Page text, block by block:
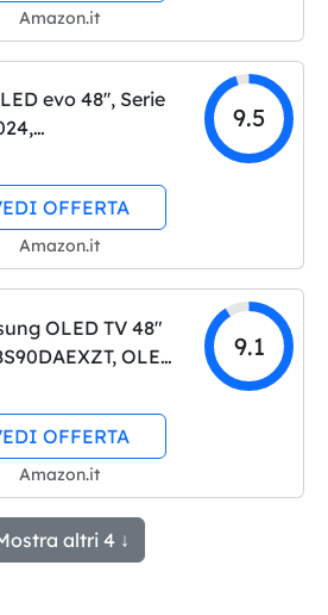
e GSYNC
4 HDMI 2.1,
Amazon.it
evo 48'', Serie
Processore α9
OLED Dynamic
Mapping Pro, 40W,
Vision, 4 HDMI
9.5
OFFERTA
Amazon.it
OLED TV 48"
OLED
NQ4 AI
Motion
144Hz,
LaserSLim,
2, Q-Symphony &
9.1
OFFERTA
Amazon.it
altri 4 ↓